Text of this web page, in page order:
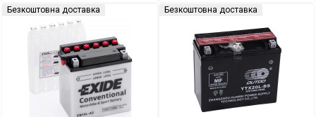
Безкоштовна доставка Безкоштовна доставка